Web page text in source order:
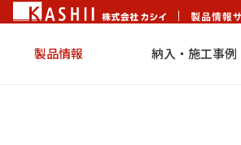
製品情報 納入・施工事例